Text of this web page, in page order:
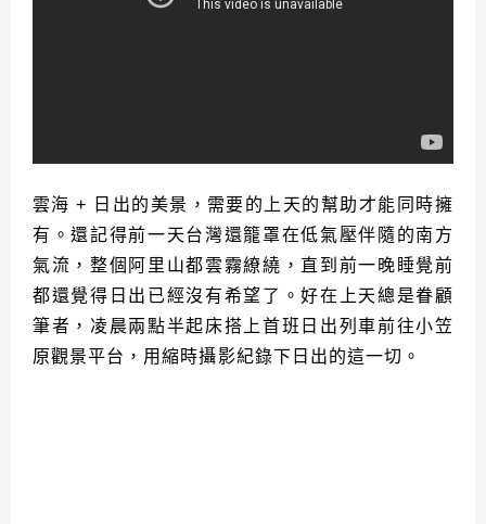
雲海 + 日出的美景，需要的上天的幫助才能同時擁
有。還記得前一天台灣還籠罩在低氣壓伴隨的南方
氣流，整個阿里山都雲霧繚繞，直到前一晚睡覺前
都還覺得日出已經沒有希望了。好在上天總是眷顧
筆者，凌晨兩點半起床搭上首班日出列車前往小笠
原觀景平台，用縮時攝影紀錄下日出的這一切。